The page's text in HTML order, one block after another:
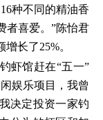
种不同的精油香
者喜爱。”陈怡君
长了25%。
虾馆赶在“五一”
娱乐项目，我曾
决定投资一家钓